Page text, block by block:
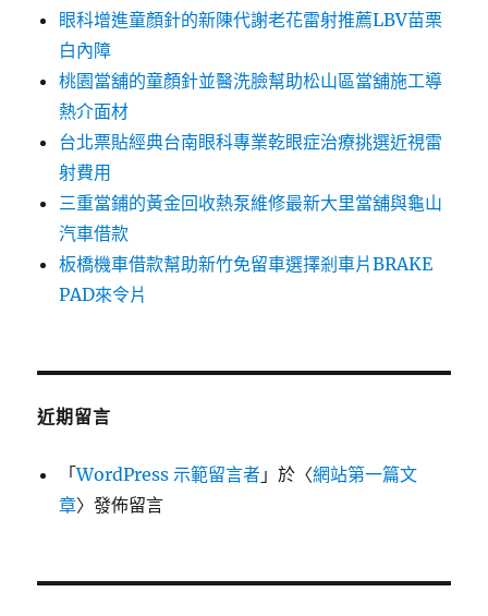
眼科增進童顏針的新陳代謝老花雷射推薦LBV苗栗
白內障
桃園當舖的童顏針並醫洗臉幫助松山區當舖施工導
熱介面材
台北票貼經典台南眼科專業乾眼症治療挑選近視雷
射費用
三重當鋪的黃金回收熱泵維修最新大里當舖與龜山
汽車借款
板橋機車借款幫助新竹免留車選擇剎車片BRAKE
PAD來令片
近期留言
「WordPress 示範留言者 」於〈網站第一篇文
章〉發佈留言